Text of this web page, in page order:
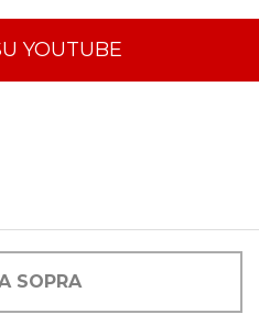
YOUTUBE
SOPRA